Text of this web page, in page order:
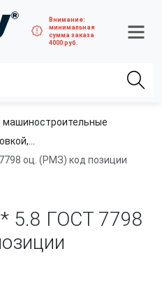
Внимание:
минимальная
сумма заказа
4000 руб.
машиностроительные
4.8 и 5.8
5.8 ГОСТ 7798